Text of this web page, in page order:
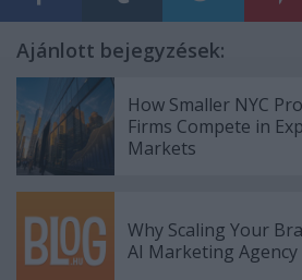
Ajánlott bejegyzések:
How Smaller NYC
Firms Compete in
Markets
Why Scaling Your
AI Marketing Agency